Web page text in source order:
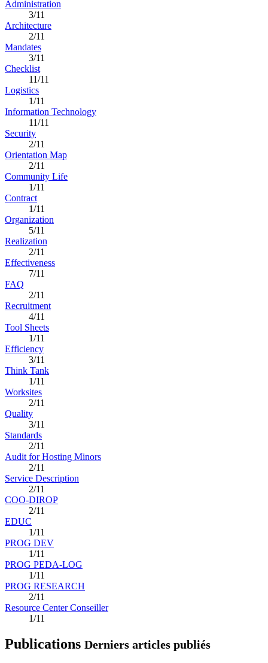
Administration
3/11
Architecture
2/11
Mandates
3/11
Checklist
11/11
Logistics
1/11
Information Technology
11/11
Security
2/11
Orientation Map
2/11
Community Life
1/11
Contract
1/11
Organization
5/11
Realization
2/11
Effectiveness
7/11
FAQ
2/11
Recruitment
4/11
Tool Sheets
1/11
Efficiency
3/11
Think Tank
1/11
Worksites
2/11
Quality
3/11
Standards
2/11
Audit for Hosting Minors
2/11
Service Description
2/11
COO-DIROP
2/11
EDUC
1/11
PROG DEV
1/11
PROG PEDA-LOG
1/11
PROG RESEARCH
2/11
Resource Center Conseiller
1/11
Publications Derniers articles publiés